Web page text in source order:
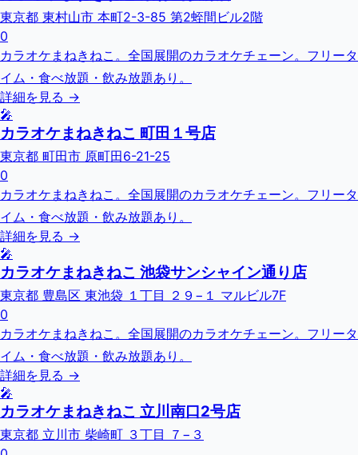
東京都 東村山市 本町2-3-85 第2蛭間ビル2階
0
カラオケまねきねこ。全国展開のカラオケチェーン。フリータ
イム・食べ放題・飲み放題あり。
詳細を見る →
🎤
カラオケまねきねこ 町田１号店
東京都 町田市 原町田6-21-25
0
カラオケまねきねこ。全国展開のカラオケチェーン。フリータ
イム・食べ放題・飲み放題あり。
詳細を見る →
🎤
カラオケまねきねこ 池袋サンシャイン通り店
東京都 豊島区 東池袋 １丁目 ２９−１ マルビル7F
0
カラオケまねきねこ。全国展開のカラオケチェーン。フリータ
イム・食べ放題・飲み放題あり。
詳細を見る →
🎤
カラオケまねきねこ 立川南口2号店
東京都 立川市 柴崎町 ３丁目 ７−３